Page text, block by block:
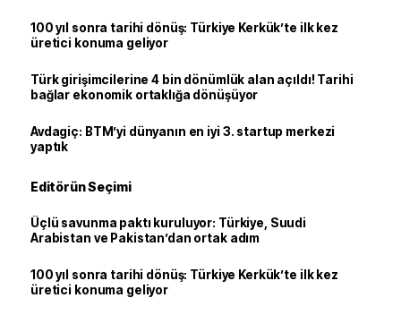
100 yıl sonra tarihi dönüş: Türkiye Kerkük’te ilk kez
üretici konuma geliyor
Türk girişimcilerine 4 bin dönümlük alan açıldı! Tarihi
bağlar ekonomik ortaklığa dönüşüyor
Avdagiç: BTM’yi dünyanın en iyi 3. startup merkezi
yaptık
Editörün Seçimi
Üçlü savunma paktı kuruluyor: Türkiye, Suudi
Arabistan ve Pakistan’dan ortak adım
100 yıl sonra tarihi dönüş: Türkiye Kerkük’te ilk kez
üretici konuma geliyor